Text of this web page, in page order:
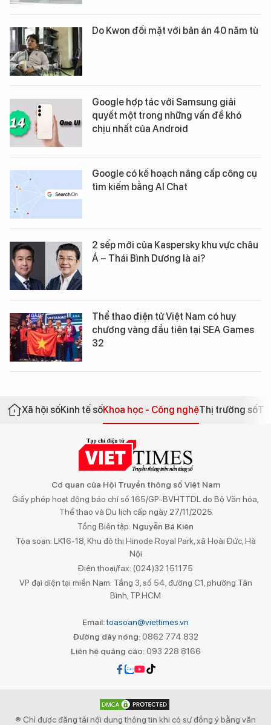
Do Kwon đối mặt với bản án 40 năm tù
Google hợp tác với Samsung giải
quyết một trong những vấn đề khó
chịu nhất của Android
Google có kế hoạch nâng cấp công cụ
tìm kiếm bằng AI Chat
2 sếp mới của Kaspersky khu vực châu
Á – Thái Bình Dương là ai?
Thể thao điện tử Việt Nam có huy
chương vàng đầu tiên tại SEA Games
32
Xã hội sốKinh tế sốKhoa học - Công nghệThị trường số
Cơ quan của Hội Truyền thông số Việt Nam
Giấy phép hoạt động báo chí số 165/GP-BVHTTDL do Bộ Văn hóa,
Thể thao và Du lịch cấp ngày 27/11/2025
Tổng Biên tập: Nguyễn Bá Kiên
Tòa soạn: LK16-18, Khu đô thị Hinode Royal Park, xã Hoài Đức, Hà
Nội
Điện thoại/fax: (024)32 151175
VP đại diện tại miền Nam: Tầng 3, số 54, đường C1, phường Tân
Bình, TP.HCM
Email:toasoan@viettimes.vn
Đường dây nóng: 0862 774 832
Liên hệ quảng cáo:093 228 8166
® Chỉ được đăng tải nội dung thông tin khi có sự đồng ý bằng văn